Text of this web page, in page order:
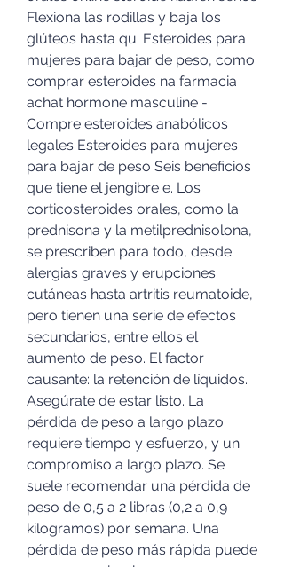
Flexiona las rodillas y baja los
glúteos hasta qu. Esteroides para
mujeres para bajar de peso, como
comprar esteroides na farmacia
achat hormone masculine -
Compre esteroides anabólicos
legales Esteroides para mujeres
para bajar de peso Seis beneficios
que tiene el jengibre e. Los
corticosteroides orales, como la
prednisona y la metilprednisolona,
se prescriben para todo, desde
alergias graves y erupciones
cutáneas hasta artritis reumatoide,
pero tienen una serie de efectos
secundarios, entre ellos el
aumento de peso. El factor
causante: la retención de líquidos.
Asegúrate de estar listo. La
pérdida de peso a largo plazo
requiere tiempo y esfuerzo, y un
compromiso a largo plazo. Se
suele recomendar una pérdida de
peso de 0,5 a 2 libras (0,2 a 0,9
kilogramos) por semana. Una
pérdida de peso más rápida puede